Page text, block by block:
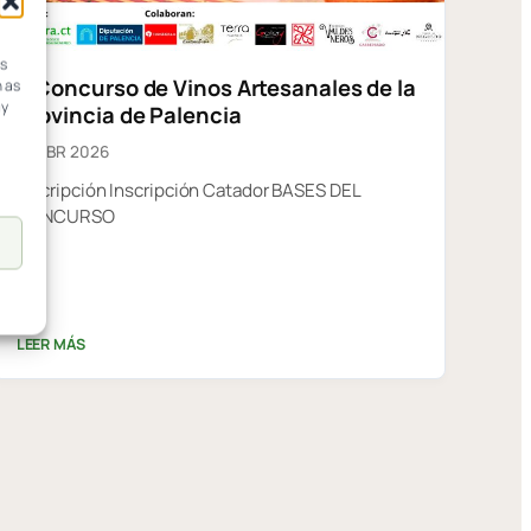
asV Concurso de Vinos Artesanales de la
Provincia de Palencia
15 ABR 2026
Inscripción Inscripción Catador BASES DEL
CONCURSO
LEER MÁS